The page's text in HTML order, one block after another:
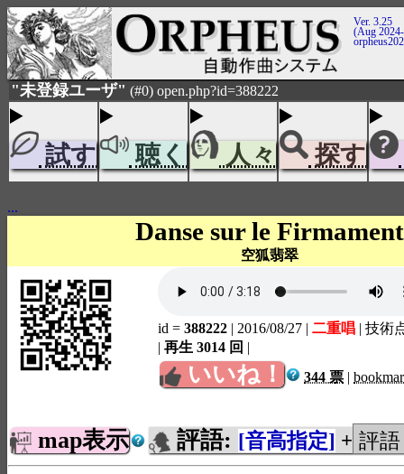
Ver. 3.25
(Aug
"未登録ユーザ" (#0) open.php?id=388222
試す 聴く 人々 探す
...
Danse sur le Firmament
空狐翡翠
id = 388222 | 2016/08/27 | 二重唱 | 技術
| 再生 3014 回 |
いいね！ 344 票 |
map表示 評語: [音高指定] +